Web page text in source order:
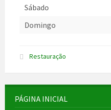
Sábado
Domingo
Restauração
PÁGINA INICIAL